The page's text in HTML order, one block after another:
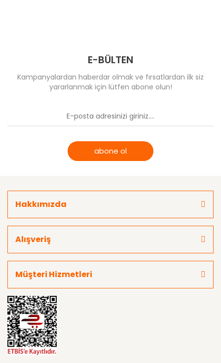
E-BÜLTEN
Kampanyalardan haberdar olmak ve fırsatlardan ilk siz
yararlanmak için lütfen abone olun!
abone ol
Hakkımızda
Alışveriş
Müşteri Hizmetleri